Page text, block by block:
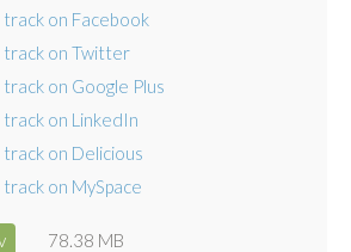
78.38 MB